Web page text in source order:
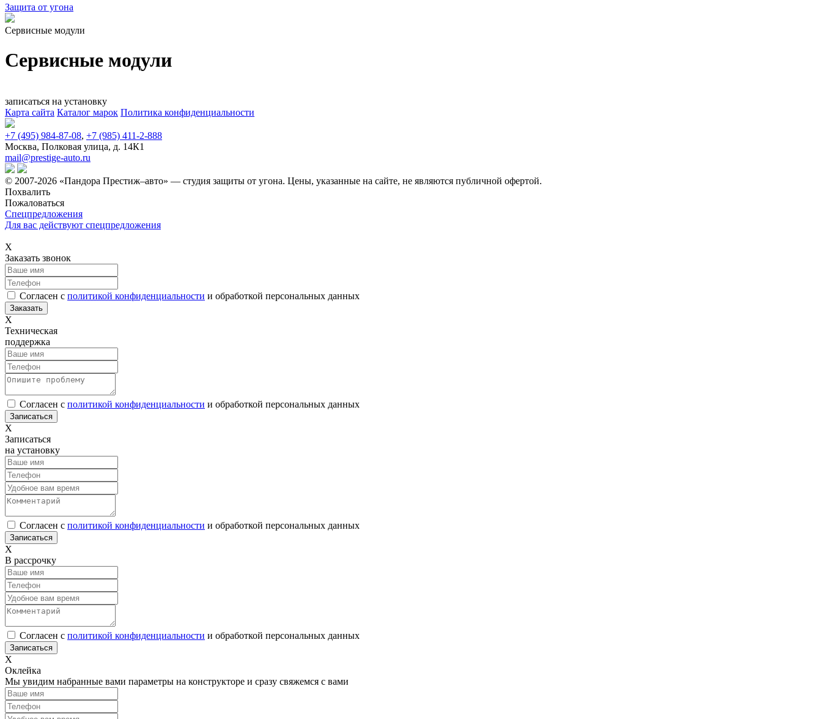
Защита от угона
Сервисные модули
Сервисные модули
записаться на установку
Карта сайта Каталог марок Политика конфиденциальности
+7 (495) 984-87-08, +7 (985) 411-2-888
Москва, Полковая улица, д. 14К1
mail@prestige-auto.ru
© 2007-2026 «Пандора Престиж–авто» — студия защиты от угона. Цены, указанные на сайте, не являются публичной офертой.
Похвалить
Пожаловаться
Спецпредложения
Для вас действуют спецпредложения
Х
Заказать звонок
Согласен с политикой конфиденциальности и обработкой персональных данных
Х
Техническая
поддержка
Согласен с политикой конфиденциальности и обработкой персональных данных
Х
Записаться
на установку
Согласен с политикой конфиденциальности и обработкой персональных данных
Х
В рассрочку
Согласен с политикой конфиденциальности и обработкой персональных данных
Х
Оклейка
Мы увидим набранные вами параметры на конструкторе и сразу свяжемся с вами